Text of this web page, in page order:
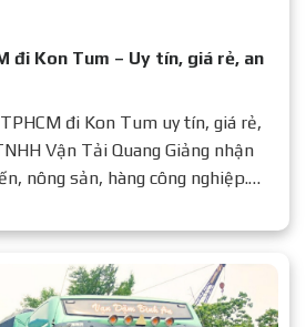
đi Kon Tum – Uy tín, giá rẻ, an
đi Kon Tum uy tín, giá rẻ,
Vận Tải Quang Giảng nhận
nông sản, hàng công nghiệp.